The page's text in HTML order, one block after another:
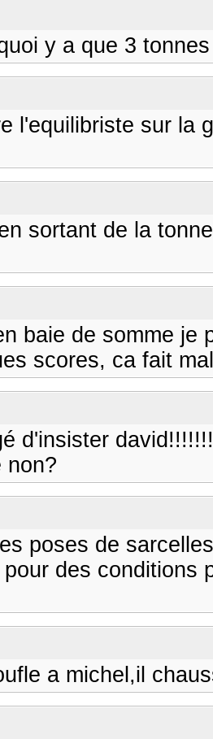
y a que 3
l'equilibriste sur la
sortant de la
baie de somme je
scores, ca fait
d'insister
non?
poses de
des conditions
a michel,il